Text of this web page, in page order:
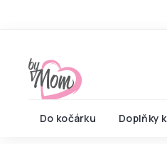
Do kočárku Doplňky